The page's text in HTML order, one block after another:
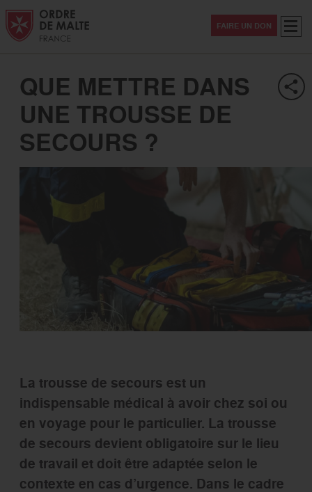
Aller au contenu
Aller à la recherche
Aller au menu
FAIRE UN DON
QUE METTRE DANS
UNE TROUSSE DE
SECOURS ?
La trousse de secours est un
indispensable médical à avoir chez soi ou
en voyage pour le particulier. La trousse
de secours devient obligatoire sur le lieu
de travail et doit être adaptée selon le
contexte en cas d’urgence. Dans le cadre